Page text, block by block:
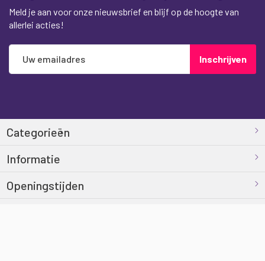
Meld je aan voor onze nieuwsbrief en blijf op de hoogte van
allerlei acties!
Abonneer
op
Inschrijven
Categorieën
Informatie
Openingstijden